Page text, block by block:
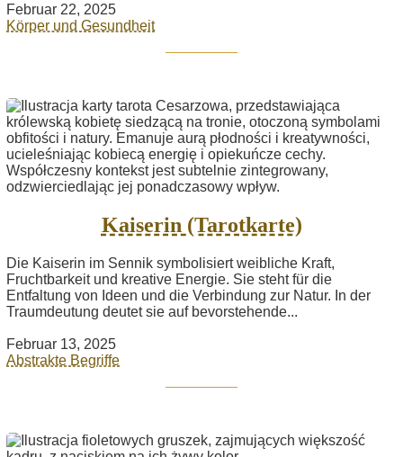
Februar 22, 2025
Körper und Gesundheit
Kaiserin (Tarotkarte)
Die Kaiserin im Sennik symbolisiert weibliche Kraft,
Fruchtbarkeit und kreative Energie. Sie steht für die
Entfaltung von Ideen und die Verbindung zur Natur. In der
Traumdeutung deutet sie auf bevorstehende...
Februar 13, 2025
Abstrakte Begriffe